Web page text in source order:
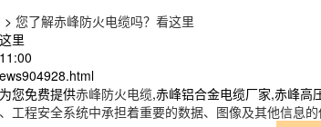
> 您了解赤峰防火电缆吗？看这里
里
您免费提供赤峰防火电缆,赤峰铝合金电缆厂家,赤峰高
工程安全系统中承担着重要的数据、图像及其他信息的